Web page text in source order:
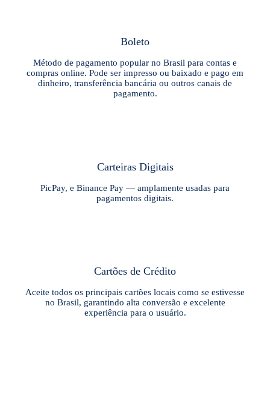
Boleto
Método de pagamento popular no Brasil para contas e
compras online. Pode ser impresso ou baixado e pago em
dinheiro, transferência bancária ou outros canais de
pagamento.
Carteiras Digitais
PicPay, e Binance Pay — amplamente usadas para
pagamentos digitais.
Cartões de Crédito
Aceite todos os principais cartões locais como se estivesse
no Brasil, garantindo alta conversão e excelente
experiência para o usuário.